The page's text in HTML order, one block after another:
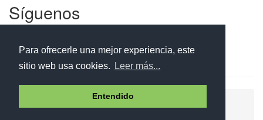
Para ofrecerle una mejor experiencia, este
sitio web usa cookies.
Leer más...
Entendido
Síguenos
Aviso legal